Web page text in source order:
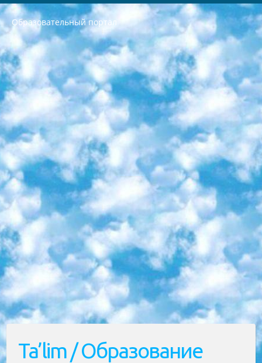
Образовательный портал
РЕСПУБЛИКА УЗБЕКИСТАН МИНИСТРЕРСТВО ДОШКОЛЬНОГО И ШКОЛЬНОГО ОБРАЗОВАНИЯ КОМАНДА в общеобразовательных учреждениях в 2023-2024 учебном году организация и проведение итоговой государственной аттестации обучающихся о Министра дошкольного и школьного образования Республики Узбекистан от 4 марта 2008 года (постановлением Минюста от 20 марта 2008 года № 1778 государственной регистрации) «Итоговое состояние учащихся общего среднего образования на основании положения об утверждении положения об аттестации общего среднего образования выпускной экзамен студентов в образовательных учреждениях в 2023-2024 учебном году В целях организации и прохождения аттестации приказываю: 1. Следующее: перечень предметов, по которым будет проводиться итоговая государственная аттестация и экзамен формы перевода согласно приложению 1; сертификаты международного образца, оценивающие уровень владения иностранными языками перечень согласно приложению 2; 2. Педагогический при специализированных образовательных учреждениях. научно-практический центр квалификации и международной оценки (Д.Давидова) 2024 г. До 25 марта: задания по предметам, по которым будет проводиться итоговая аттестация разработка и утверждение технических условий; итоговая аттестация на основании разработанного предметного задания разработка вопросов по предметам (устно и письменно), экзамен передача; общеобразовательные средние школы и специальные учебные заведения учащиеся выпускных классов школ и интернатов в агентской системе подготовка базы данных экзаменационных материалов и критериев оценки; перевод базы экзаменационных материалов на все языки обучения подать в Республиканский образовательный центр для изготовления; варианты экзаменов на основе разработанных контрольных материалов пусть будут поставлены задачи формирования. 3. Республиканский образовательный центр (Ш.Худайкулов) до 5 апреля 2024 года. до: база данных предоставленных экзаменационных материалов на все языки обучения перевод и экспертиза; для слепых, слабовидящих, глухих, слабослышащих и умственно отсталых детей учащиеся выпускных классов специализированных школ и школ-интернатов база данных экзаменационных материалов на всех преподаваемых языках подготовка критериев оценки; специализированные школы для умственно отсталых детей и технологии для учащихся выпускных классов школ-интернатов разработка соответствующих рекомендаций и критериев проведения ЕГЭ по естествознанию давать задания. 4. Педагогический при специализированных образовательных учреждениях. Научно-практический центр навыков и международной оценки (Д.Давидова), Республика образовательный центр (Худайкулов Ш.) итоговый государственный аттестационный экзамен ориентирован на творческое и логическое мышление при подготовке базы материалов учитывать введение заданий. 5. Следует отметить, что: сертификат государственного образца о знании общеобразовательного предмета и как минимум национальный уровень B1 по предметам на иностранных языках, указанным в Приложении 2. или международно признанный сертификат эквивалентного уровня студенты, изучающие определенный предмет, освобождаются от экзамена; по соответствующим предметам запланирована итоговая государственная аттестация за день до дня, путем жеребьевки Рабочей группой (в письменной форме по предметам, проводимым в форме) из числа сформированных вариантов выбрано 2 варианта; 2 выбранных варианта экзамена анонсированы на официальном сайте министерства и все выпускники по всей стране на основе этих вариантов проводит итоговую государственную аттестацию. 6. Государственное образование учащихся средних общеобразовательных учреждений. знания в соответствии с квалификационными требованиями, которые необходимо приобрести на основании стандартов итоговый (выпускной) контроль для 9 и 11 классов в целях тестирования Экзамены (далее – экзамены) состоят из предметов, перечисленных в приложении 1. будет сделано. 7. Экзамены пройдут с 26 мая по 15 июня 2024 г. (кроме науки физического воспитания). 8. Физическая для учащихся 9 классов общесредних образовательных учреждений. Экзамены по предмету «Образование, квалификация медицина» 1-6 мая 2024 года. сотрудники перевести под присмотр (с отклонениями в физическом или умственном развитии) специализированная школа для детей, школы-интернаты и со сколиозом школы-интернаты санаторного типа для больных детей исключены). 9. Он был слепым, слабовидящим и имел нарушения опорно-двигательного аппарата. экзамены в специализированных школах и интернатах для детей должны проводиться исходя из требований, предъявляемых к общеобразовательным учреждениям (физкультура кроме науки). 10. Специализированная школа для глухих и слабослышащих детей. и экзамены в интернатах и быть реализован в виде письменного теста по математике. 11. Специальность для умственно отсталых детей. Для 9 класса Родной язык и литературное письмо Государственный язык (язык обучения – узбекский). для неклассов) написано Математическое письмо Письменная/устная история Узбекистана Физическое воспитание практично Итоговый контроль Для 11 класса Написание родного языка и литературы (эссе) Математическое письмо Узбекский язык (обучение на узбекском языке) не посещающее общее среднее образование для учреждений)/Образовательное учреждение выбор письменный и устный Иностранный язык письменный/устный Письменная/устная история Узбекистана *По выбору студента:  Химия  Физика  Основы государственного права  География 10 бесплатных образовательных ресурсов - Мы составили подборку онлайн-проектов с интерактивными упражнениями, видеолекциями и статьями. Они помогут вам обрести новые и освежить старые знания бесплатно. 1. «ИНТУИТ» Старейшая образовательная площадка Рунета. Здесь вы найдёте сотни текстовых и видеокурсов на десятки различных тем — от программирования до психологии. Многие курсы подготовлены российскими университетами и крупными международными компаниями вроде Intel и Microsoft. Самостоятельное обучение бесплатное, но желающие могут оплатить услуги персональных наставников. 2. «Смартия» знакомит с актуальными профессиями и подсказывает, как им обучаться. Выбрав заинтересовавшую вас специальность — SMM-специалист, фотограф, веб-дизайнер или другую, — увидите список необходимых для неё умений. Чтобы вы могли освоить их самостоятельно, для каждого умения площадка отображает подборку ссылок на учебные материалы. Хотя «Смартия» ориентируется на русскоязычную аудиторию, часть контента всё же доступна только на английском. 3. «Лекторий Физтеха» Проект Московского физико-технического института (Физтеха). С его помощью вы можете смотреть онлайн серии лекций, записанные на видео в этом вузе. В числе доступных предметов — физика, биология, химия, информационные технологии и другие. К некоторым лекциям администрация ресурса прилагает готовые конспекты, которые можно скачивать в PDF-формате. 4. ITMOcourses Онлайн-площадка Санкт-Петербургского национального исследовательского университета информационных технологий, механики и оптики (ИТМО). Ресурс предоставляет свободный доступ к курсам, разработанным в этом вузе. Каталог материалов разбит на четыре категории: «Оптические системы и технологии», «Приборостроение и робототехника», «Информационные технологии» и «Биотехнологии». Курсы состоят из видеолекций, интерактивных демонстраций и заданий. 5. «КиберЛенинка» Электронная научная библиотека открытого доступа. Каталог площадки регулярно обрастает текстами статей из различных научных изданий. Сгруппированные по журналам и рубрикам публикации можно читать онлайн или скачивать целиком в PDF-формате. Проект нацелен на популяризацию науки за счёт открытого доступа к качественной информации. 6. «ПостНаука» На этом ресурсе публикуют подборки видеолекций, составленные экспертами из разных отраслей и объединённые общими темами. Среди них, к примеру, есть серии «Биоинформатика и геномика», «Культура средневековой Скандинавии» и Cinema Studies о теории кино. Каждая подборка лекций — логически связанная история, рассказанная экспертом от первого лица. Кроме того, на сайте появляются научно-образовательные статьи и тесты на разные темы. 7. «Newочём» Команда проекта «Newочём» отбирает самые интересные тексты из англоязычных СМИ и переводит те из них, за которые голосуют участники сообщества «ВКонтакте». По большей части это научно-популярные статьи. Редакторы придумывают лишь заголовки, в остальном содержание переводов соответствует оригиналам. Полные тексты можно читать прямо в социальной сети. 8. InternetUrok Онлайн-база материалов по основным дисциплинам школьной программы. Информация на сайте структурирована по классам, предметам и темам (урокам). Каждый урок состоит из видеолекций и конспектов. Есть также интерактивные тренажёры и тесты для закрепления пройденного материала. Даже если вы давно окончили школу, возможность повторить программу старших классов всегда может пригодиться. 9. Edutainme Ещё один ресурс об образовании. В отличие от Newtonew, как мне кажется, Edutainme больше ориентируется на представителей индустрии: педагогов, предпринимателей, разработчиков образовательных проектов. Но и любой, кто просто стремится к саморазвитию, найдёт на сайте много полезного и интересного для себя. Например, информацию о новых курсах и образовательных сервисах. 10. Newtonew Онлайн-медиа об образовании и обучении в широком смысле. Авторы Newtonew пишут об инструментах, заведениях, тактиках и стратегиях, которые помогают учить других и получать новые знания самостоятельно. На этой площадке вы найдёте новости, обзоры, аналитические мат
Ta’lim / Образование